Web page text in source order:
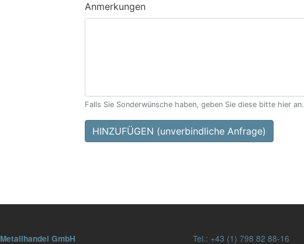
Anmerkungen
Falls Sie Sonderwünsche haben, geben Sie diese bitte hier an.
HINZUFÜGEN (unverbindliche Anfrage)
GmbH Tel.: +43 (1) 798 82 88-16